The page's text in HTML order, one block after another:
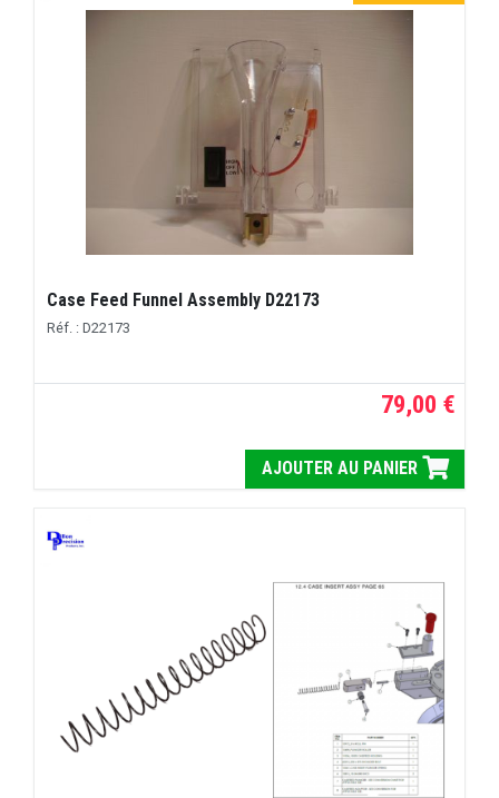
Case Feed Funnel Assembly D22173
Réf. : D22173
79,00 €
AJOUTER AU PANIER